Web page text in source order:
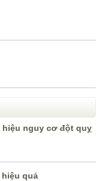
nguy cơ đột quỵ
quả